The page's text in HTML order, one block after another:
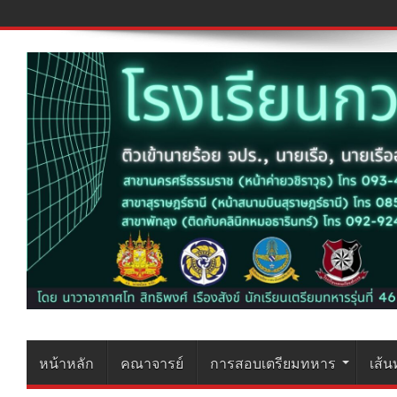
หน้าหลัก คณาจารย์ การสอบเตรียมทหาร เส้